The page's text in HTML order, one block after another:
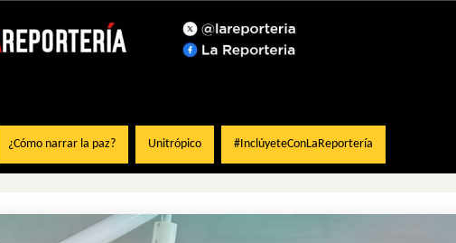
¿Cómo narrar la paz? Unitrópico #InclúyeteConLaReportería